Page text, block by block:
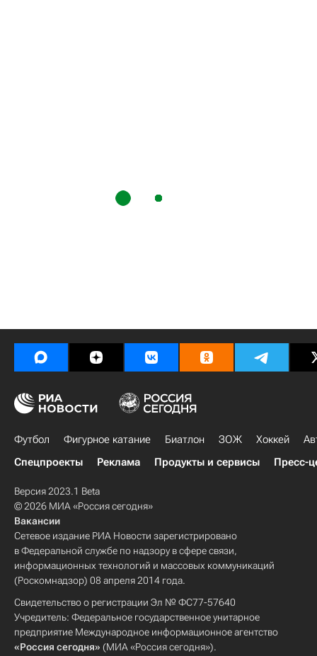
Футбол Фигурное катание Биатлон ЗОЖ Хоккей
Спецпроекты
Реклама Продукты и сервисы Пресс-
Версия 2023.1 Beta
© 2026 МИА «Россия сегодня»
Вакансии
Сетевое издание РИА Новости зарегистрировано
в Федеральной службе по надзору в сфере связи,
информационных технологий и массовых коммуникаций
(Роскомнадзор) 08 апреля 2014 года.
Свидетельство о регистрации Эл № ФС77-57640
Учредитель: Федеральное государственное унитарное
предприятие Международное информационное агентство
«Россия сегодня» (МИА «Россия сегодня»).